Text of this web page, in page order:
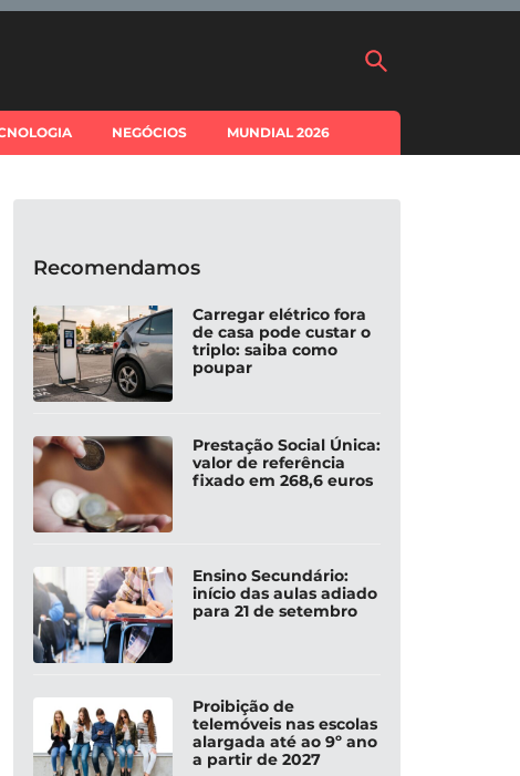
NEGÓCIOS MUNDIAL 2026
Recomendamos
Carregar elétrico fora
de casa pode custar o
triplo: saiba como
poupar
Prestação Social Única:
valor de referência
fixado em 268,6 euros
Ensino Secundário:
início das aulas adiado
para 21 de setembro
Proibição de
telemóveis nas escolas
alargada até ao 9º ano
a partir de 2027